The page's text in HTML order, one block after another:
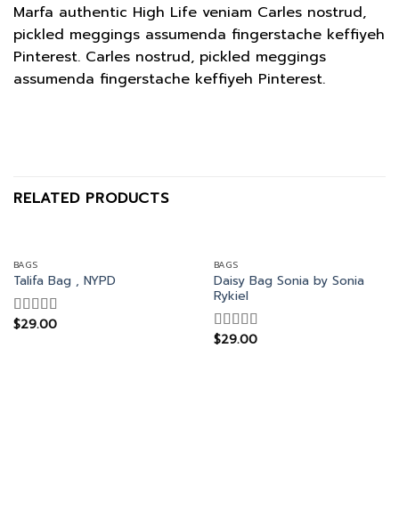
Marfa authentic High Life veniam Carles nostrud,
pickled meggings assumenda fingerstache keffiyeh
Pinterest. Carles nostrud, pickled meggings
assumenda fingerstache keffiyeh Pinterest.
RELATED PRODUCTS
BAGS
Talifa Bag , NYPD
Rated
$29.00
BAGS
Daisy Bag Sonia by Sonia
Rykiel
Rated
$29.00